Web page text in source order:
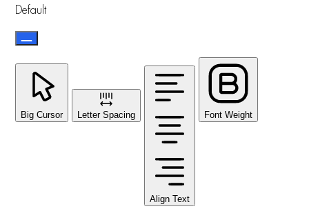
Default
Big Cursor Letter Spacing
Align Text
Font Weight